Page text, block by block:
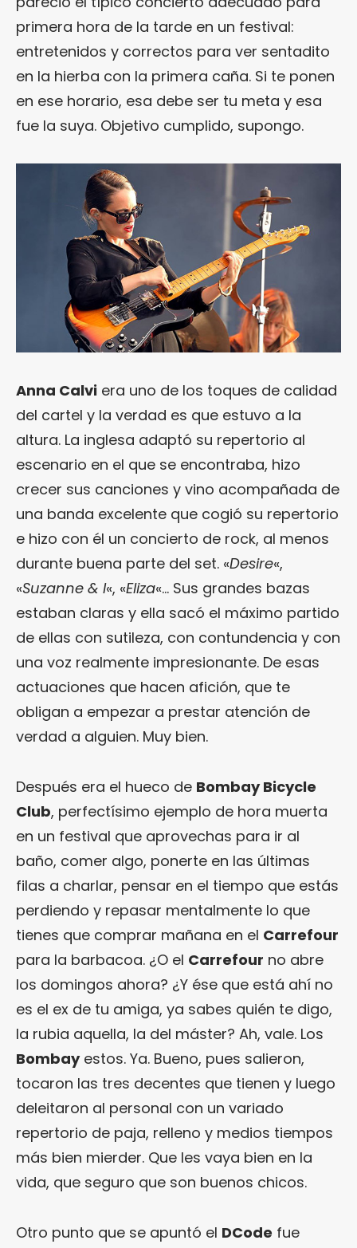
primera hora de la tarde en un festival:
entretenidos y correctos para ver sentadito
en la hierba con la primera caña. Si te ponen
en ese horario, esa debe ser tu meta y esa
fue la suya. Objetivo cumplido, supongo.
Anna Calvi era uno de los toques de calidad
del cartel y la verdad es que estuvo a la
altura. La inglesa adaptó su repertorio al
escenario en el que se encontraba, hizo
crecer sus canciones y vino acompañada de
una banda excelente que cogió su repertorio
e hizo con él un concierto de rock, al menos
durante buena parte del set. «Desire«,
«Suzanne & I«, «Eliza«… Sus grandes bazas
estaban claras y ella sacó el máximo partido
de ellas con sutileza, con contundencia y con
una voz realmente impresionante. De esas
actuaciones que hacen afición, que te
obligan a empezar a prestar atención de
verdad a alguien. Muy bien.
Después era el hueco de Bombay Bicycle
Club, perfectísimo ejemplo de hora muerta
en un festival que aprovechas para ir al
baño, comer algo, ponerte en las últimas
filas a charlar, pensar en el tiempo que estás
perdiendo y repasar mentalmente lo que
tienes que comprar mañana en el Carrefour
para la barbacoa. ¿O el Carrefour no abre
los domingos ahora? ¿Y ése que está ahí no
es el ex de tu amiga, ya sabes quién te digo,
la rubia aquella, la del máster? Ah, vale. Los
Bombayestos. Ya. Bueno, pues salieron,
tocaron las tres decentes que tienen y luego
deleitaron al personal con un variado
repertorio de paja, relleno y medios tiempos
más bien mierder. Que les vaya bien en la
vida, que seguro que son buenos chicos.
Otro punto que se apuntó el DCode fue